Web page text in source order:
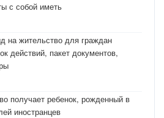
с собой иметь
на жительство для граждан
действий, пакет документов,
получает ребенок, рожденный в
иностранцев